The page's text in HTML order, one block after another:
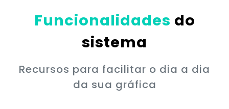
Funcionalidades do
sistema
Recursos para facilitar o dia a dia
da sua gráfica